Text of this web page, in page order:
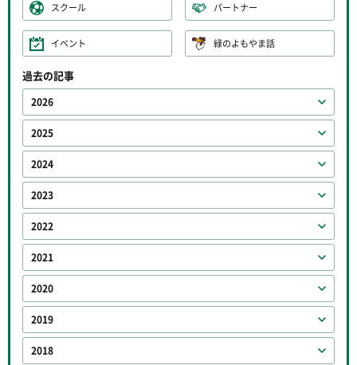
スクール パートナー
イベント 緑のよもやま話
過去の記事
2026
2025
2024
2023
2022
2021
2020
2019
2018